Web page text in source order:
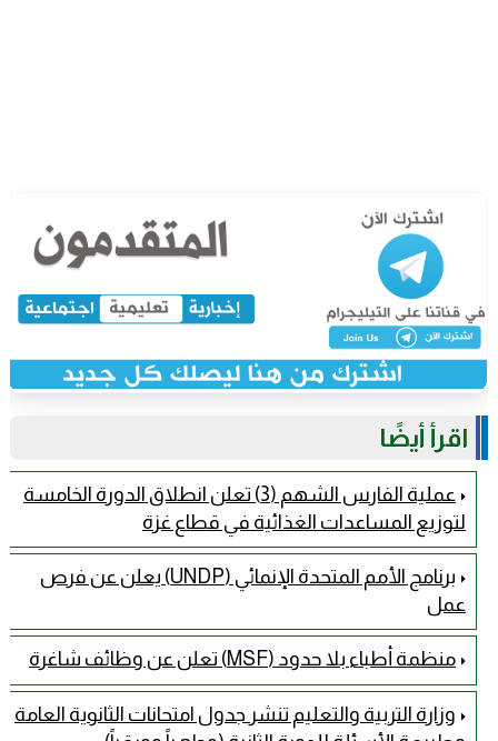
اقرأ أيضًا
عملية الفارس الشهم (3) تعلن انطلاق الدورة الخامسة
لتوزيع المساعدات الغذائية في قطاع غزة
برنامج الأمم المتحدة الإنمائي (UNDP) يعلن عن فرص
عمل
منظمة أطباء بلا حدود (MSF) تعلن عن وظائف شاغرة
وزارة التربية والتعليم تنشر جدول امتحانات الثانوية العامة